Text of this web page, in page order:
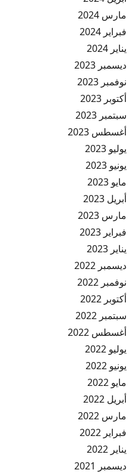
مارس 2024
فبراير 2024
يناير 2024
ديسمبر 2023
نوفمبر 2023
أكتوبر 2023
سبتمبر 2023
أغسطس 2023
يوليو 2023
يونيو 2023
مايو 2023
أبريل 2023
مارس 2023
فبراير 2023
يناير 2023
ديسمبر 2022
نوفمبر 2022
أكتوبر 2022
سبتمبر 2022
أغسطس 2022
يوليو 2022
يونيو 2022
مايو 2022
أبريل 2022
مارس 2022
فبراير 2022
يناير 2022
ديسمبر 2021